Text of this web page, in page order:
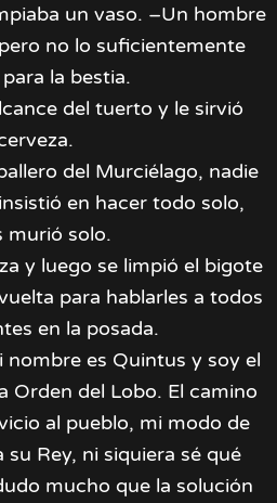
un vaso. –Un hombre
no lo suficientemente
la bestia.
del tuerto y le sirvió
del Murciélago, nadie
en hacer todo solo,
murió solo.
y luego se limpió el bigote
para hablarles a todos
en la posada.
nombre es Quintus y soy el
Orden del Lobo. El camino
al pueblo, mi modo de
Rey, ni siquiera sé qué
mucho que la solución